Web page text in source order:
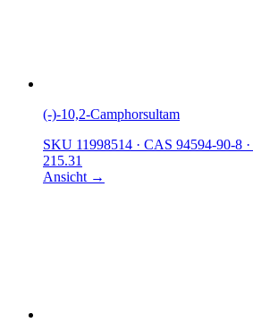
(-)-10,2-Camphorsultam
SKU 11998514 · CAS 94594-90-8 ·
215.31
Ansicht →